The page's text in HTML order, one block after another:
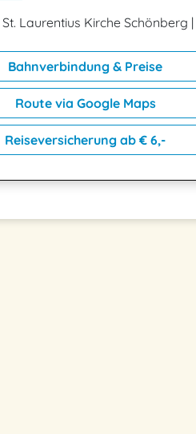
St. Laurentius Kirche Schönberg |
Bahnverbindung & Preise
Route via Google Maps
Reiseversicherung ab € 6,-